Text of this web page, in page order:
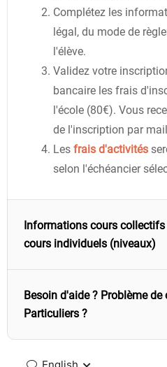
Complétez les
légal, du mode de
l'élève.
Validez votre
bancaire les frais
l'école (80€). Vous
de l'inscription par
Les frais d'activités
selon l'échéancier
Informations cours
cours individuels (niveaux)
Besoin d'aide ? Problème de
Particuliers ?